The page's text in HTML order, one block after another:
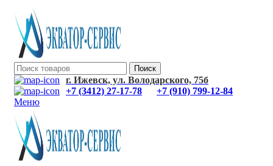
Поиск
г. Ижевск, ул. Володарского, 75б
+7 (3412) 27-17-78
+7 (910) 799-12-84
Меню